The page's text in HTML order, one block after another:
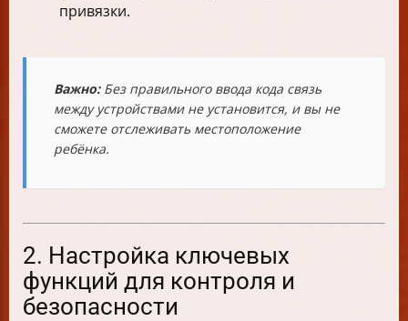
привязки.
Важно:Без правильного ввода кода связь
между устройствами не установится, и вы не
сможете отслеживать местоположение
ребёнка.
2. Настройка ключевых
функций для контроля и
безопасности